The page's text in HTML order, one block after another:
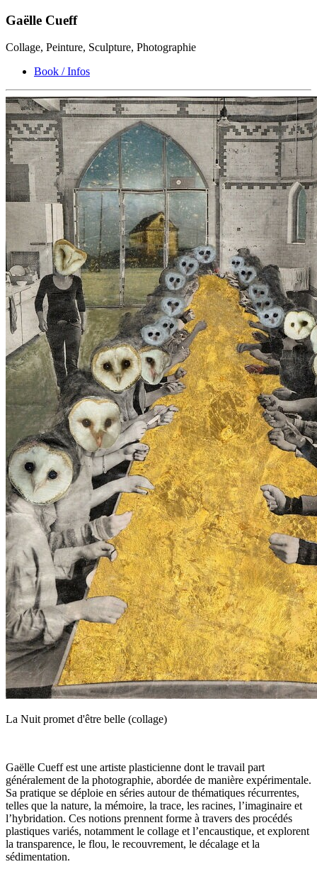
Gaëlle Cueff
Collage, Peinture, Sculpture, Photographie
Book / Infos
La Nuit promet d'être belle (collage)
Gaëlle Cueff est une artiste plasticienne dont le travail part
généralement de la photographie, abordée de manière expérimentale.
Sa pratique se déploie en séries autour de thématiques récurrentes,
telles que la nature, la mémoire, la trace, les racines, l’imaginaire et
l’hybridation. Ces notions prennent forme à travers des procédés
plastiques variés, notamment le collage et l’encaustique, et explorent
la transparence, le flou, le recouvrement, le décalage et la
sédimentation.